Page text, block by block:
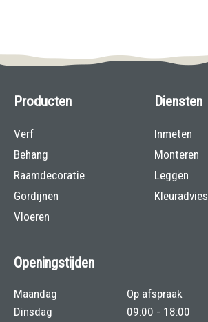
Producten
Verf
Behang
Raamdecoratie
Gordijnen
Vloeren
Diensten
Inmeten
Monteren
Leggen
Kleuradvies
Openingstijden
Maandag
Op afspraak
Dinsdag
09:00 - 18:00